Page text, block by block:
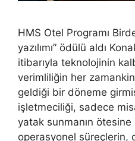
HMS Otel Programı
yazılımı” ödülü aldı
itibarıyla teknolojinin
verimliliğin her
geldiği bir döneme
işletmeciliği, sadece
yatak sunmanın ötesine
operasyonel süreçlerin,